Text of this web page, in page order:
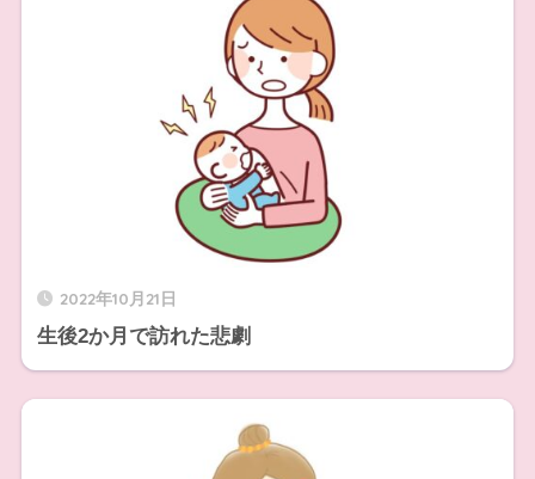
2022年10月21日
生後2か月で訪れた悲劇